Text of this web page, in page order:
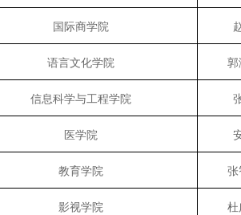
国际商学院
语言文化学院
信息科学与工程学院
医学院
教育学院
影视学院